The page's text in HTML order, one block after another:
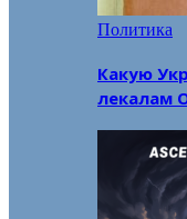
Политика
Какую
лекалам